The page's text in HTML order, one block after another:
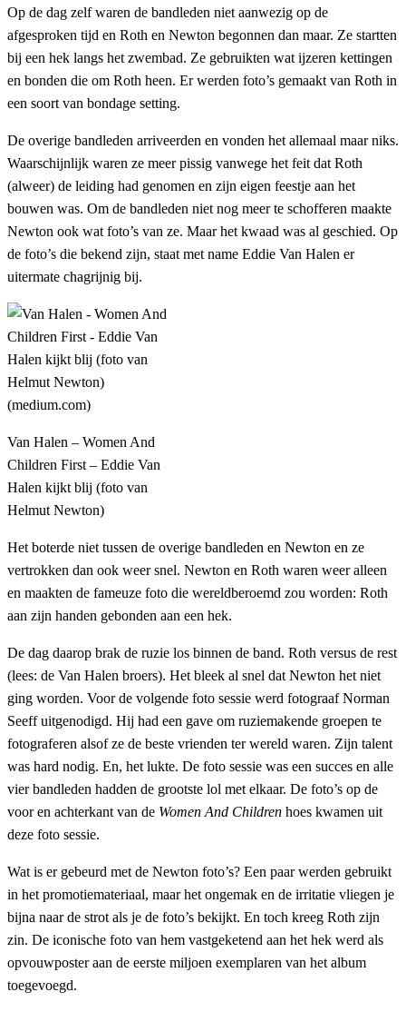
Op de dag zelf waren de bandleden niet aanwezig op de
afgesproken tijd en Roth en Newton begonnen dan maar. Ze startten
bij een hek langs het zwembad. Ze gebruikten wat ijzeren kettingen
en bonden die om Roth heen. Er werden foto’s gemaakt van Roth in
een soort van bondage setting.
De overige bandleden arriveerden en vonden het allemaal maar niks.
Waarschijnlijk waren ze meer pissig vanwege het feit dat Roth
(alweer) de leiding had genomen en zijn eigen feestje aan het
bouwen was. Om de bandleden niet nog meer te schofferen maakte
Newton ook wat foto’s van ze. Maar het kwaad was al geschied. Op
de foto’s die bekend zijn, staat met name Eddie Van Halen er
uitermate chagrijnig bij.
Van Halen – Women And
Children First – Eddie Van
Halen kijkt blij (foto van
Helmut Newton)
Het boterde niet tussen de overige bandleden en Newton en ze
vertrokken dan ook weer snel. Newton en Roth waren weer alleen
en maakten de fameuze foto die wereldberoemd zou worden: Roth
aan zijn handen gebonden aan een hek.
De dag daarop brak de ruzie los binnen de band. Roth versus de rest
(lees: de Van Halen broers). Het bleek al snel dat Newton het niet
ging worden. Voor de volgende foto sessie werd fotograaf Norman
Seeff uitgenodigd. Hij had een gave om ruziemakende groepen te
fotograferen alsof ze de beste vrienden ter wereld waren. Zijn talent
was hard nodig. En, het lukte. De foto sessie was een succes en alle
vier bandleden hadden de grootste lol met elkaar. De foto’s op de
voor en achterkant van de Women And Children hoes kwamen uit
deze foto sessie.
Wat is er gebeurd met de Newton foto’s? Een paar werden gebruikt
in het promotiemateriaal, maar het ongemak en de irritatie vliegen je
bijna naar de strot als je de foto’s bekijkt. En toch kreeg Roth zijn
zin. De iconische foto van hem vastgeketend aan het hek werd als
opvouwposter aan de eerste miljoen exemplaren van het album
toegevoegd.